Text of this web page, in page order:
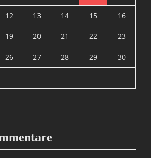
12 13 14 15 16
19 20 21 22 23
26 27 28 29 30